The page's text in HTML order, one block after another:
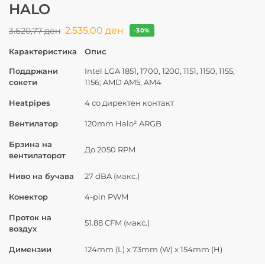
HALO
3.620,77ден 2.535,00 ден -30%
Карактеристика Опис
Поддржани
сокети
Intel LGA 1851, 1700, 1200, 1151, 1150, 1155,
1156; AMD AM5, AM4
Heatpipes 4 со директен контакт
Вентилатор 120mm Halo² ARGB
Брзина на
вентилаторот
До 2050 RPM
Ниво на бучава 27 dBA (макс.)
Конектор 4-pin PWM
Проток на
воздух
51.88 CFM (макс.)
Димензии 124mm (L) x 73mm (W) x 154mm (H)